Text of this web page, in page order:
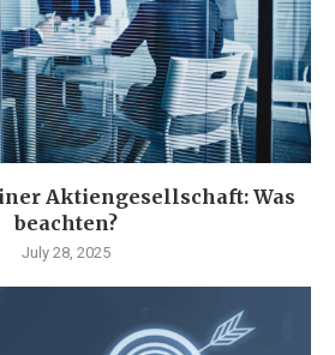
Aktiengesellschaft: Was
beachten?
July 28, 2025